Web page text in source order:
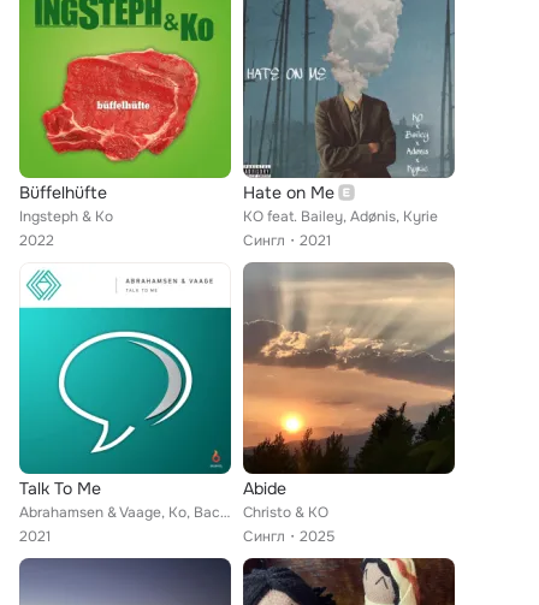
Büffelhüfte
Ingsteph & Ko
2022
Hate on Me
KO feat. Bailey, Adønis, Kyrie
Сингл
2021
Talk To Me
Abrahamsen & Vaage, Ko, Bactuz
2021
Abide
Christo & KO
Сингл
2025